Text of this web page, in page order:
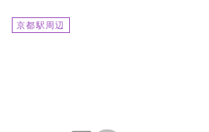
京都駅周辺